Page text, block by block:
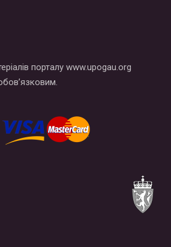
порталу www.upogau.org